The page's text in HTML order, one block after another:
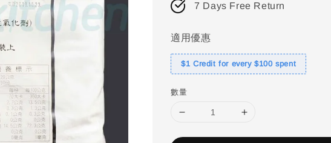
7 Days Free Return
適用優惠
$1 Credit for every $100 spent
數量